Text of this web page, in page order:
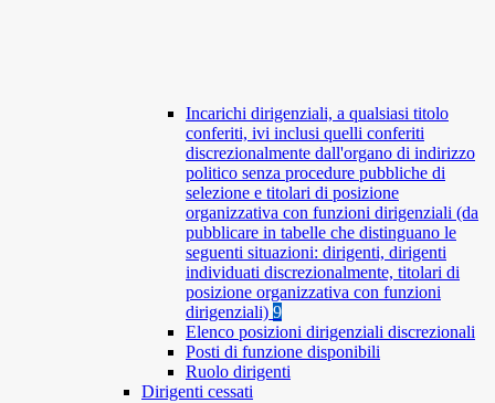
Incarichi dirigenziali, a qualsiasi titolo
conferiti, ivi inclusi quelli conferiti
discrezionalmente dall'organo di indirizzo
politico senza procedure pubbliche di
selezione e titolari di posizione
organizzativa con funzioni dirigenziali (da
pubblicare in tabelle che distinguano le
seguenti situazioni: dirigenti, dirigenti
individuati discrezionalmente, titolari di
posizione organizzativa con funzioni
dirigenziali) 9
Elenco posizioni dirigenziali discrezionali
Posti di funzione disponibili
Ruolo dirigenti
Dirigenti cessati